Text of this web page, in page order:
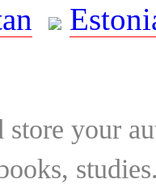
store your